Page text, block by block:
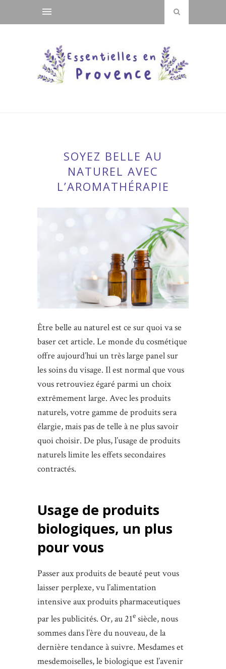
SOYEZ BELLE AU
NATUREL AVEC
L’AROMATHÉRAPIE
Être belle au naturel est ce sur quoi va se
baser cet article. Le monde du cosmétique
offre aujourd’hui un très large panel sur
les soins du visage. Il est normal que vous
vous retrouviez égaré parmi un choix
extrêmement large. Avec les produits
naturels, votre gamme de produits sera
élargie, mais pas de telle à ne plus savoir
quoi choisir. De plus, l’usage de produits
naturels limite les effets secondaires
contractés.
Usage de produits
biologiques, un plus
pour vous
Passer aux produits de beauté peut vous
laisser perplexe, vu l’alimentation
intensive aux produits pharmaceutiques
par les publicités. Or, au 21e siècle, nous
sommes dans l’ère du nouveau, de la
dernière tendance à suivre. Mesdames et
mesdemoiselles, le biologique est l’avenir